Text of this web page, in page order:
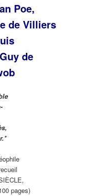
Poe,
de Villiers
de
pages)